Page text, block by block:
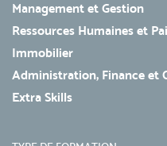
Management et Gestion
Ressources Humaines et
Immobilier
Administration, Finance et
Extra Skills